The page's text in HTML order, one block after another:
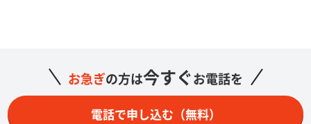
お急ぎの方は今すぐお電話を
電話で申し込む（無料）